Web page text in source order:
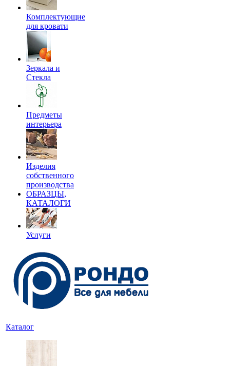
Комплектующие
для кровати
Зеркала и
Стекла
Предметы
интерьера
Изделия
собственного
производства
ОБРАЗЦЫ,
КАТАЛОГИ
Услуги
Каталог